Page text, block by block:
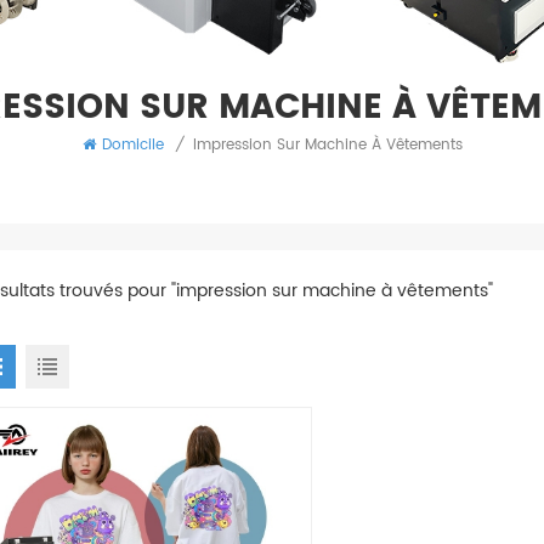
SUR MACHINE À
Domicile / Impression Sur Machine À Vêtements
trouvés pour "impression sur machine à vêtements"